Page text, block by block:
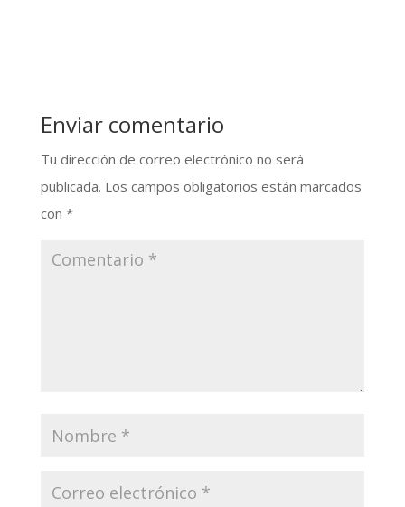
Enviar comentario
Tu dirección de correo electrónico no será
publicada. Los campos obligatorios están marcados
con *